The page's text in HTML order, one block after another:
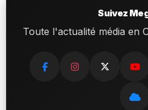
Suivez
Toute l'actualité média en